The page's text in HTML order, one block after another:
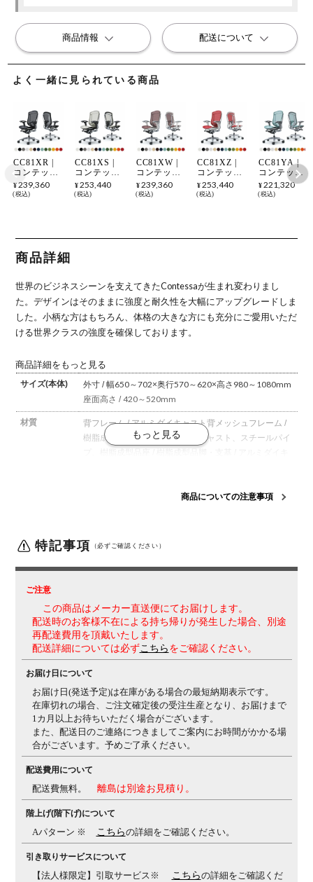
よく一緒に見られている商品
CC81XR |
コンテッサ
セコンダ
Contessa II
リッシュフ
レーム ブラ
ックボディ
ャスター
(オカムラ)
¥ 239,360
税込
CC81XS |
コンテッサ
セコンダ
Contessa II
リッシュフ
ポート付き
ウレタンキ
ャスター
¥253,440
税込
CC81XW |
コンテッサ
セコンダ
Contessa II
リッシュフ
ャスター
(オカムラ)
¥ 239,360
税込
CC81XZ |
コンテッサ
セコンダ
Contessa II
リッシュフ
ポート付き
ウレタンキ
ャスター
¥ 253,440
税込
CC81YA |
コンテッサ
セコンダ
Contessa II
ルバーフレ
ター (オカ
ムラ)
¥221,320
税込
商品詳細
世界のビジネスシーンを支えてきたContessaが生まれ変わりまし
た。デザインはそのままに強度と耐久性を大幅にアップグレードしま
した。小柄な方はもちろん、体格の大きな方にも充分にご愛用いただ
ける世界クラスの強度を確保しております。
商品詳細をもっと見る
サイズ(本体)
外寸 / 幅650～702×奥行570～620×高さ980～1080mm
座面高さ / 420～520mm
材質 背フレーム / アルミダイキャスト 背メッシュフレーム /
樹脂成型品
可動肘 / アルミダイキャスト、スチールパイ
ャストアーム(4Dアーム)
40mm(3D)、左右方向25mmずつ(4D)の調節が可能で
節(上下ストローク100mm)
・リクライニング反発力強
弱調整
生産国 日本
人日本オフィス家具協会(JOIFA)規定に基づく
はこちらの保証ページをご確認ください。
組み立て 完成品
備考 ・異硬度クッション 座面前方は太ももを圧迫しないよ
うに柔らかく、後方は臀部を支えるために硬めのクッシ
ョンを採用。
商品についての注意事項
特記事項 （必ずご確認ください）
ご注意
この商品はメーカー直送便にてお届けします。
配送時のお客様不在による持ち帰りが発生した場合、別途
再配達費用を頂戴いたします。
配送詳細については必ずこちら をご確認ください。
お届け日について
お届け日(発送予定)は在庫がある場合の最短納期表示です。
在庫切れの場合、ご注文確定後の受注生産となり、お届けまで
1カ月以上お待ちいただく場合がございます。
また、配送日のご連絡につきましてご案内にお時間がかかる場
合がございます。予めご了承ください。
配送費用について
配送費無料。 離島は別途お見積り。
階上げ(階下げ)について
Aパターン ※ こちらの詳細をご確認ください。
引き取りサービスについて
【法人様限定】引取サービス※ こちらの詳細をご確認くだ
商品情報 配送について